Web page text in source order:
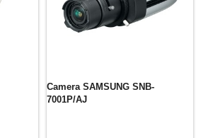
Camera SAMSUNG SNB-
7001P/AJ